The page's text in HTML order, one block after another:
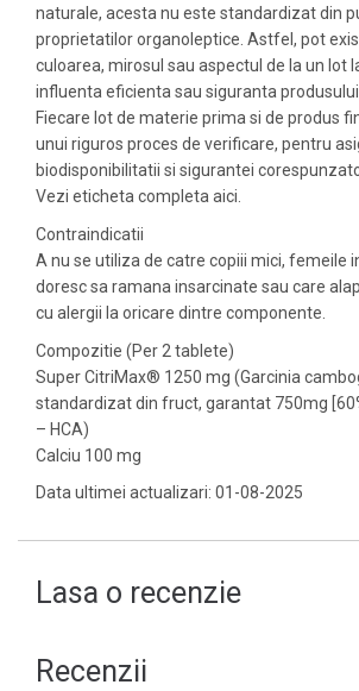
naturale, acesta nu este standardizat din
proprietatilor organoleptice. Astfel, pot
culoarea, mirosul sau aspectul de la un lot
influenta eficienta sau siguranta
Fiecare lot de materie prima si de produs
unui riguros proces de verificare, pentru
biodisponibilitatii si sigurantei
Vezi eticheta completa aici.
Contraindicatii
A nu se utiliza de catre copiii mici, femeile
doresc sa ramana insarcinate sau care
cu alergii la oricare dintre componente.
Compozitie (Per 2 tablete)
Super CitriMax® 1250 mg (Garcinia
standardizat din fruct, garantat 750mg
– HCA)
Calciu 100 mg
Data ultimei actualizari: 01-08-2025
Lasa o recenzie
Recenzii